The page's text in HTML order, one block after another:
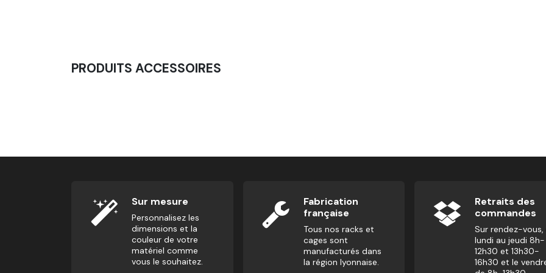
PRODUITS ACCESSOIRES
Sur mesure
Personnalisez les
dimensions et la
couleur de votre
matériel comme
vous le souhaitez.
Fabrication
française
Tous nos racks et
cages sont
manufacturés dans
la région lyonnaise.
Retraits des
commandes
Sur rendez-vous,
lundi au jeudi 8h-
12h30 et 13h30-
16h30 et le